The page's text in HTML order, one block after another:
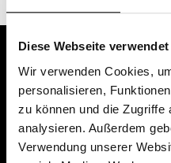
Diese Webseite
Wir verwenden Cookies,
personalisieren,
zu können und die Zugriffe
analysieren. Außerdem
Verwendung unserer